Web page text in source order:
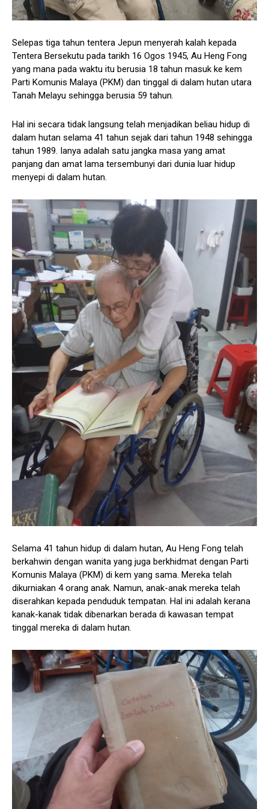
Selepas tiga tahun tentera Jepun menyerah kalah kepada
Tentera Bersekutu pada tarikh 16 Ogos 1945, Au Heng Fong
yang mana pada waktu itu berusia 18 tahun masuk ke kem
Parti Komunis Malaya (PKM) dan tinggal di dalam hutan utara
Tanah Melayu sehingga berusia 59 tahun.
Hal ini secara tidak langsung telah menjadikan beliau hidup di
dalam hutan selama 41 tahun sejak dari tahun 1948 sehingga
tahun 1989. Ianya adalah satu jangka masa yang amat
panjang dan amat lama tersembunyi dari dunia luar hidup
menyepi di dalam hutan.
Selama 41 tahun hidup di dalam hutan, Au Heng Fong telah
berkahwin dengan wanita yang juga berkhidmat dengan Parti
Komunis Malaya (PKM) di kem yang sama. Mereka telah
dikurniakan 4 orang anak. Namun, anak-anak mereka telah
diserahkan kepada penduduk tempatan. Hal ini adalah kerana
kanak-kanak tidak dibenarkan berada di kawasan tempat
tinggal mereka di dalam hutan.